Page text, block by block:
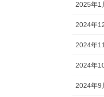
2025年1
2024年
2024年
2024年
2024年9